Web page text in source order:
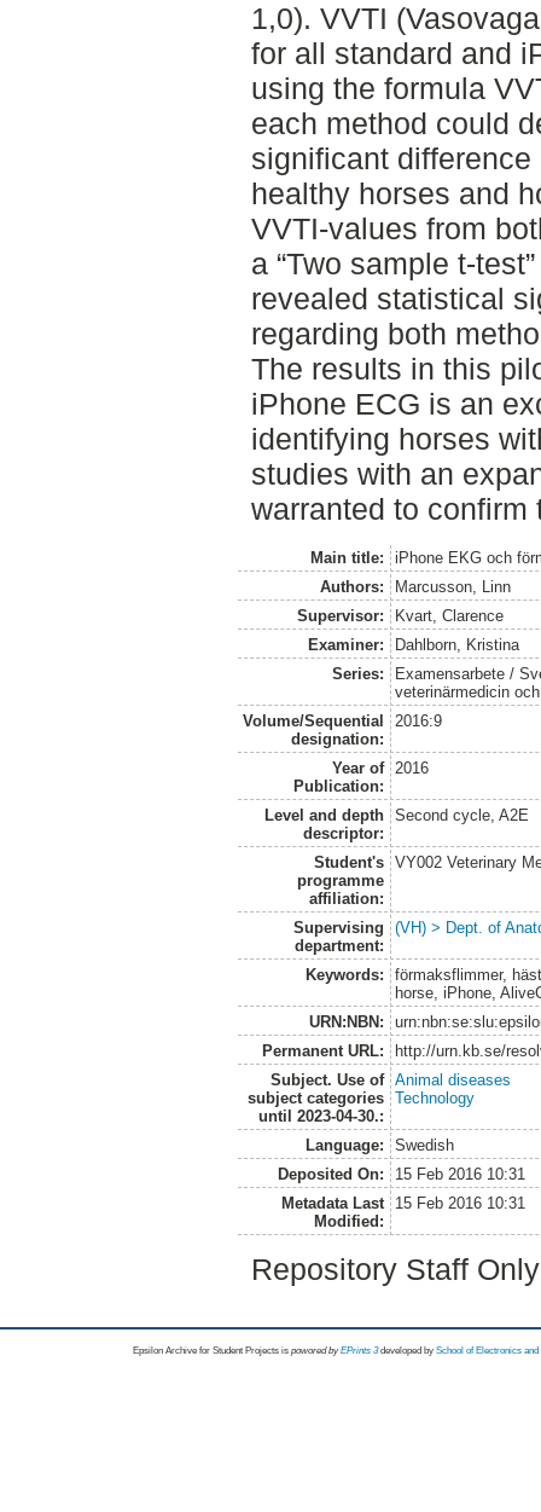
1,0). VVTI
for all standard and
using the formula
each method could
significant
healthy horses and
VVTI-values from
a “Two sample t-
revealed statistical
regarding both
The results in this
iPhone ECG is an
identifying horses
studies with an
warranted to confirm
Main title:
iPhone EKG och
Authors:
Marcusson, Linn
Supervisor:
Kvart, Clarence
Examiner:
Dahlborn, Kristina
Series:
Examensarbete /
veterinärmedicin
Volume/Sequential
designation:
2016:9
Year of
Publication:
2016
Level and depth
descriptor:
Second cycle, A2E
Student's
programme
affiliation:
VY002 Veterinary
Supervising
department:
(VH) > Dept. of
Keywords:
förmaksflimmer,
horse, iPhone,
URN:NBN:
Permanent URL:
http://urn.kb.se/
Subject. Use of
subject categories
until 2023-04-30.:
Animal diseases
Technology
Language:
Swedish
Deposited On:
15 Feb 2016 10:31
Metadata Last
Modified:
15 Feb 2016 10:31
Repository Staff
Epsilon Archive for Student Projects is powored byEPrints 3 developed by School of Electronics